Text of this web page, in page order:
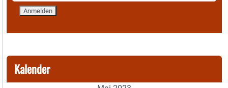
Kalender